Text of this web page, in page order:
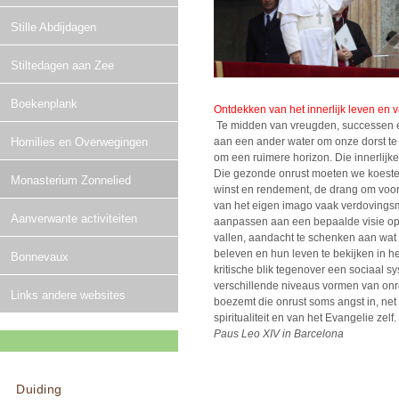
Stille Abdijdagen
Stiltedagen aan Zee
Boekenplank
Homilies en Overwegingen
Monasterium Zonnelied
Aanverwante activiteiten
Bonnevaux
Links andere websites
Duiding
Ontdekken van het innerlijk leven en
Te midden van vreugden,
aan een ander water om onze dorst
om een ruimere horizon. Die
Die gezonde onrust moeten we
winst en rendement, de drang om
van het eigen imago vaak
aanpassen aan een bepaalde visie
vallen, aandacht te schenken aan
beleven en hun leven te bekijken in
kritische blik tegenover een sociaal
verschillende niveaus vormen van
boezemt die onrust soms angst in,
spiritualiteit en van het Evangelie zelf.
Paus Leo XIV in Barcelona